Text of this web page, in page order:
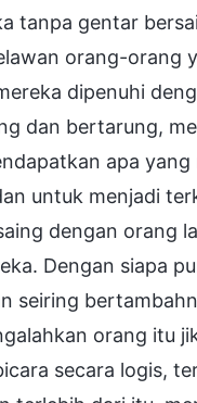
tanpa gentar
orang-orang
dipenuhi
dan bertarung,
apa
untuk menjadi
dengan orang
Dengan siapa
seiring
orang itu
secara logis,